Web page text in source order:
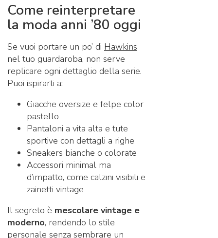
Come reinterpretare
la moda anni ’80 oggi
Se vuoi portare un po’ di Hawkins
nel tuo guardaroba, non serve
replicare ogni dettaglio della serie.
Puoi ispirarti a:
Giacche oversize e felpe color
pastello
Pantaloni a vita alta e tute
sportive con dettagli a righe
Sneakers bianche o colorate
Accessori minimal ma
d’impatto, come calzini visibili e
zainetti vintage
Il segreto è mescolare vintage e
moderno, rendendo lo stile
personale senza sembrare un